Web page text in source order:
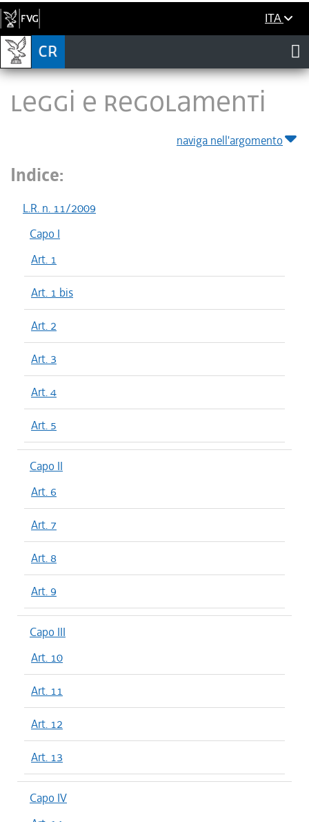
ITA
LEGGI E REGOLAMENTI
naviga nell'argomento
Indice:
L.R. n. 11/2009
Capo I
Art. 1
Art. 1 bis
Art. 2
Art. 3
Art. 4
Art. 5
Capo II
Art. 6
Art. 7
Art. 8
Art. 9
Capo III
Art. 10
Art. 11
Art. 12
Art. 13
Capo IV